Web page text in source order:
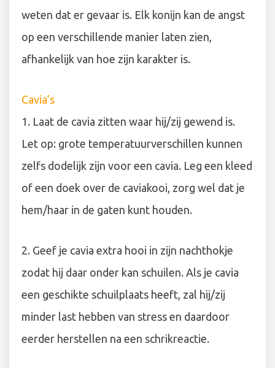
weten dat er gevaar is. Elk konijn kan de angst
op een verschillende manier laten zien,
afhankelijk van hoe zijn karakter is.
Cavia’s
1. Laat de cavia zitten waar hij/zij gewend is.
Let op: grote temperatuurverschillen kunnen
zelfs dodelijk zijn voor een cavia. Leg een kleed
of een doek over de caviakooi, zorg wel dat je
hem/haar in de gaten kunt houden.
2. Geef je cavia extra hooi in zijn nachthokje
zodat hij daar onder kan schuilen. Als je cavia
een geschikte schuilplaats heeft, zal hij/zij
minder last hebben van stress en daardoor
eerder herstellen na een schrikreactie.